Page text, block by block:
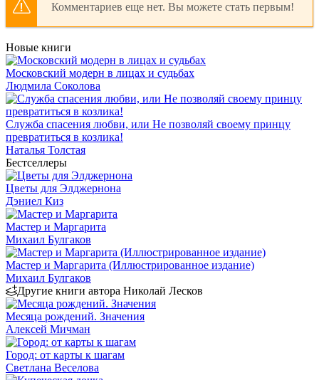
Комментариев еще нет. Вы можете стать первым!
Новые книги
Московский модерн в лицах и судьбах
Людмила Соколова
Служба спасения любви, или Не позволяй своему принцу
превратиться в козлика!
Наталья Толстая
Бестселлеры
Цветы для Элджернона
Дэниел Киз
Мастер и Маргарита
Михаил Булгаков
Мастер и Маргарита (Иллюстрированное издание)
Михаил Булгаков
Другие книги автора Николай Лесков
Месяца рождений. Значения
Алексей Мичман
Город: от карты к шагам
Светлана Веселова